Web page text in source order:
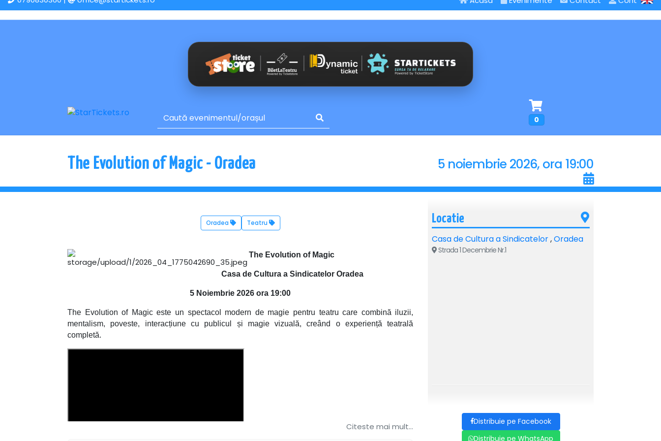
0
The Evolution of Magic - Oradea 5 noiembrie 2026, ora 19:00
Oradea Teatru
The Evolution of Magic
Casa de Cultura a Sindicatelor Oradea
5 Noiembrie 2026 ora 19:00
The Evolution of Magic este un spectacol modern de magie pentru teatru care combină iluzii,
mentalism, poveste, interacțiune cu publicul și magie vizuală, creând o experiență teatrală
completă.
Citeste mai mult...
Locatie
Casa de Cultura a Sindicatelor,Oradea
Strada 1 Decembrie Nr.1
Distribuie pe Facebook
Distribuie pe WhatsApp